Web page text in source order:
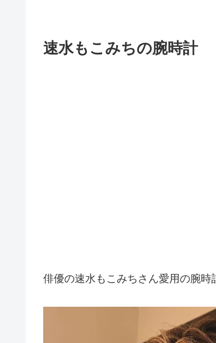
速水もこみちの腕時計
俳優の速水もこみちさん愛用の腕時